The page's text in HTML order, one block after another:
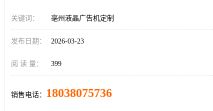
关键词： 亳州液晶广告机定制
发布日期： 2026-03-23
阅 读 量： 399
销售电话： 18038075736